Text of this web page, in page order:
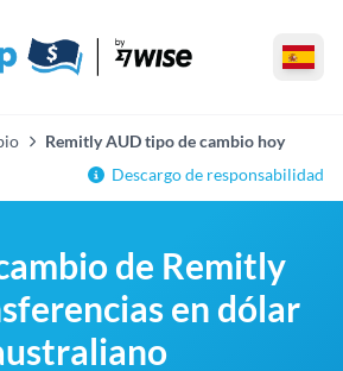
Remitly AUD tipo de cambio hoy
Descargo de responsabilidad
de Remitly
en dólar